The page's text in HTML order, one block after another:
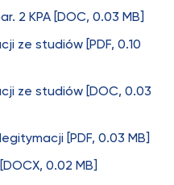
2 KPA [DOC, 0.03 MB]
ze studiów [PDF, 0.10
ze studiów [DOC, 0.03
[PDF, 0.03 MB]
0.02 MB]